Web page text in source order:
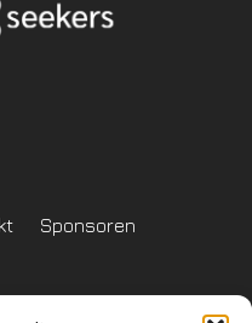
Sponsoren